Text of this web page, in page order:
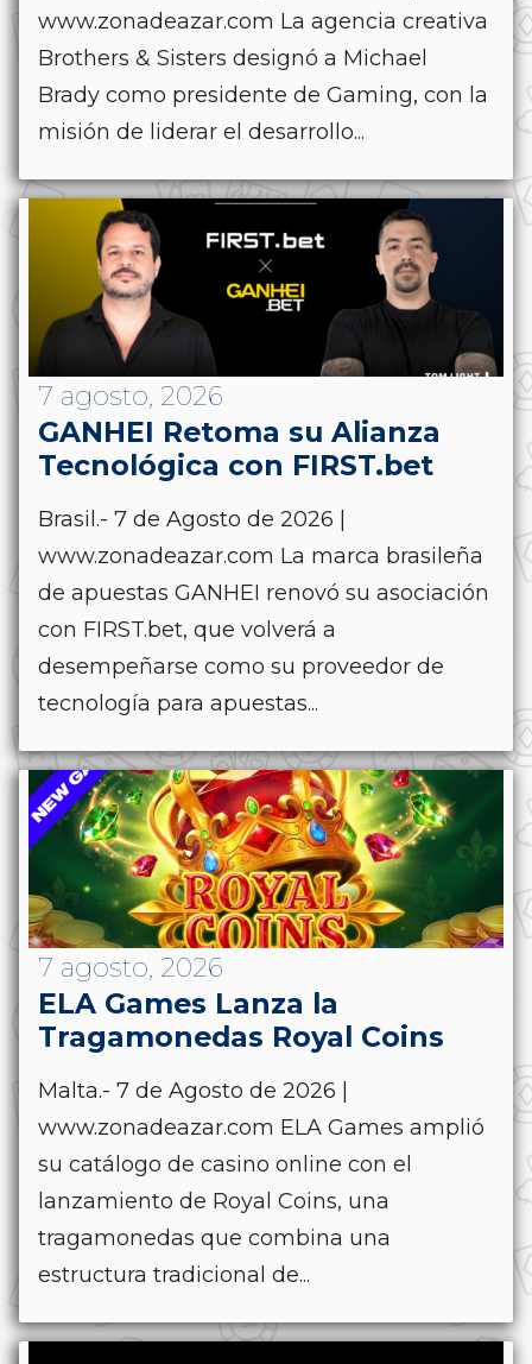
www.zonadeazar.com La agencia creativa
Brothers & Sisters designó a Michael
Brady como presidente de Gaming, con la
misión de liderar el desarrollo...
7 agosto, 2026
GANHEI Retoma su Alianza
Tecnológica con FIRST.bet
Brasil.- 7 de Agosto de 2026 |
www.zonadeazar.com La marca brasileña
de apuestas GANHEI renovó su asociación
con FIRST.bet, que volverá a
desempeñarse como su proveedor de
tecnología para apuestas...
7 agosto, 2026
ELA Games Lanza la
Tragamonedas Royal Coins
Malta.- 7 de Agosto de 2026 |
www.zonadeazar.com ELA Games amplió
su catálogo de casino online con el
lanzamiento de Royal Coins, una
tragamonedas que combina una
estructura tradicional de...